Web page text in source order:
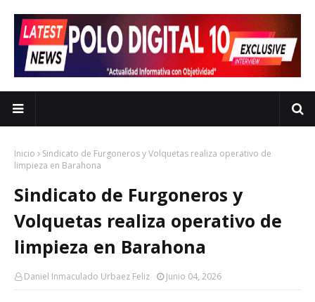
Inicio
Sindicato de Furgoneros y Volquetas realiza operativo de
limpieza en Barahona
Sindicato de Furgoneros y
Volquetas realiza operativo de
limpieza en Barahona
Daniel Inmaculado Urbaez Feliz Junio 04, 2026